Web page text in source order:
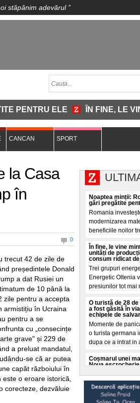
stăpânim adevărul”
ELE ÎN FINE, LE VINE
CANCAN SPORT
la Casa
în
0
trecut 42 de zile de
președintele Donald
a dat Rusiei un
de 10 până la
zile pentru a accepta
armistițiu în Ucraina
pentru a se
cu „consecințe
grave" și 229 de
a preluat mandatul,
se că ar putea
capăt războiului în
o eroare istorică,
corecteze, dezvăluie
Noaptea minții:
gări pregătite
Romania
modernizarea
beneficiile noilor
În fine, le vine
unități de
consum ridicat
Trei grupuri
Energetic Oltenia
presiunilor tot mai
O turistă de 28
a fost găsită în
echipele de
Momente de
o turista germana
dupa ce a intrat in
Coșmarul unei
Noua
O femeie din
coșmar crezand
moarte. Totul a